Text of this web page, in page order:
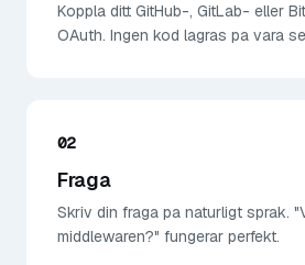
Koppla ditt GitHub-, GitLab- eller
OAuth. Ingen kod lagras pa vara
02
Fraga
Skriv din fraga pa naturligt sprak.
middlewaren?" fungerar perfekt.